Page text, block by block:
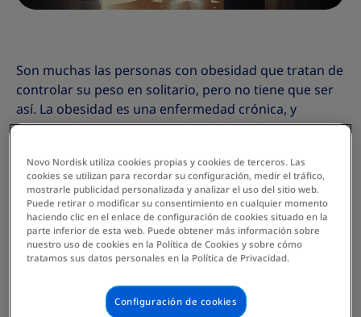
Son muchas las personas con obesidad que tratan de
controlar su peso en solitario, pero no tiene que ser
así. La obesidad es una enfermedad crónica, y
gestionarla es un proceso de toda la vida. Iniciar una
tratamientos y opciones que quizás no conocías, o
que de otro modo no habrías considerado. A
continuación, un listado de preguntas que te
sugerimos realizarle a tu médico:
1. Quiero perder peso, ¿cómo sueles
organizar con tus pacientes un plan para
perder peso?
Novo Nordisk utiliza cookies propias y cookies de terceros. Las
cookies se utilizan para recordar su configuración, medir el tráfico,
mostrarle publicidad personalizada y analizar el uso del sitio web.
Puede retirar o modificar su consentimiento en cualquier momento
haciendo clic en el enlace de configuración de cookies situado en la
parte inferior de esta web. Puede obtener más información sobre
nuestro uso de cookies en la Política de Cookies y sobre cómo
tratamos sus datos personales en la Política de Privacidad.
Configuración de cookies